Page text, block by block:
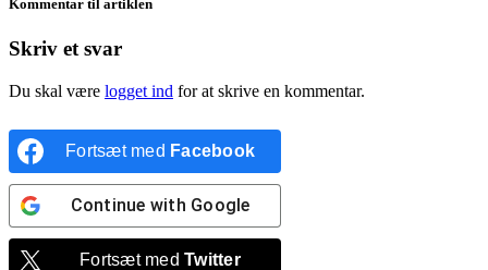
Kommentar til artiklen
Skriv et svar
Du skal være logget ind for at skrive en kommentar.
Fortsæt med Facebook
Continue with Google
Fortsæt medTwitter